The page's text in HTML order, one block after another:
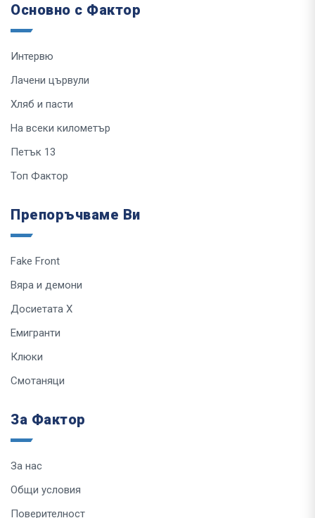
Основно с Фактор
Интервю
Лачени цървули
Хляб и пасти
На всеки километър
Петък 13
Топ Фактор
Препоръчваме Ви
Fake Front
Вяра и демони
Досиетата Х
Емигранти
Клюки
Смотаняци
За Фактор
За нас
Общи условия
Поверителност